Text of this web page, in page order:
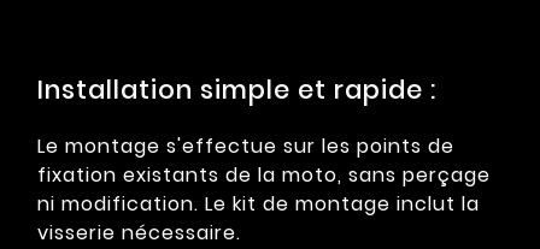
Installation simple et rapide :
Le montage s'effectue sur les points de
fixation existants de la moto, sans perçage
ni modification. Le kit de montage inclut la
visserie nécessaire.